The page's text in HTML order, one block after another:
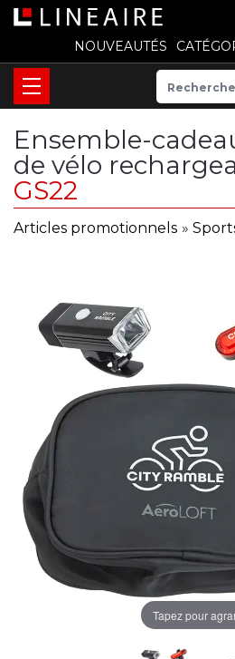
NOUVEAUTÉS
Ensemble-
de vélo
GS22
Articles promotionnels »
Tapez pour